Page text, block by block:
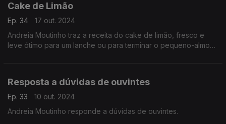
Cake de Limão
Ep. 34
17 out. 2024
Andreia Moutinho traz a receita do cake de limão, fresco e
leve ótimo para um lanche ou para terminar o pequeno-almoço
Resposta a dúvidas de ouvintes
Ep. 33
10 out. 2024
Andreia Moutinho responde a dúvidas de ouvintes.